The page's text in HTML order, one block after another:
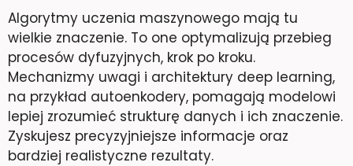
Algorytmy uczenia maszynowego mają tu
wielkie znaczenie. To one optymalizują przebieg
procesów dyfuzyjnych, krok po kroku.
Mechanizmy uwagi i architektury deep learning,
na przykład autoenkodery, pomagają modelowi
lepiej zrozumieć strukturę danych i ich znaczenie.
Zyskujesz precyzyjniejsze informacje oraz
bardziej realistyczne rezultaty.